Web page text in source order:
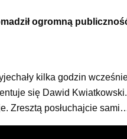
ogromną
kilka godzin
się Dawid
Zresztą posłuchajcie